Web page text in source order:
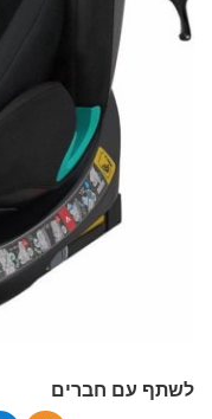
לשתף עם חברים